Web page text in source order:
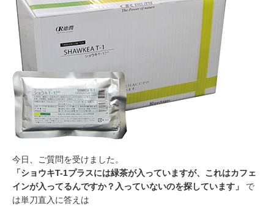
今日、ご質問を受けました。
「ショウキT-1プラスには緑茶が入っていますが、これはカフェ
インが入ってるんですか？入っていないのを探しています」
で
は単刀直入に答えは